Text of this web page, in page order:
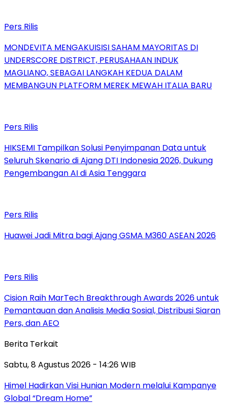
Pers Rilis
MONDEVITA MENGAKUISISI SAHAM MAYORITAS DI
UNDERSCORE DISTRICT, PERUSAHAAN INDUK
MAGLIANO, SEBAGAI LANGKAH KEDUA DALAM
MEMBANGUN PLATFORM MEREK MEWAH ITALIA BARU
Pers Rilis
HIKSEMI Tampilkan Solusi Penyimpanan Data untuk
Seluruh Skenario di Ajang DTI Indonesia 2026, Dukung
Pengembangan AI di Asia Tenggara
Pers Rilis
Huawei Jadi Mitra bagi Ajang GSMA M360 ASEAN 2026
Pers Rilis
Cision Raih MarTech Breakthrough Awards 2026 untuk
Pemantauan dan Analisis Media Sosial, Distribusi Siaran
Pers, dan AEO
Berita Terkait
Sabtu, 8 Agustus 2026 - 14:26 WIB
Himel Hadirkan Visi Hunian Modern melalui Kampanye
Global “Dream Home”